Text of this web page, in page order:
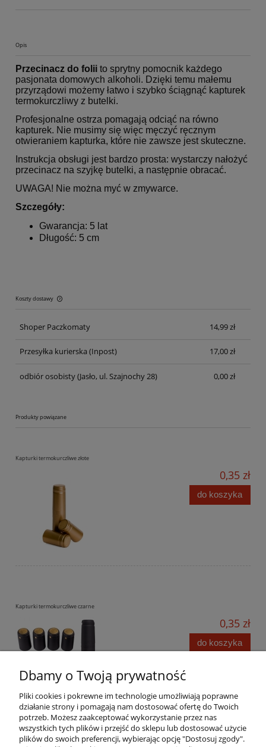
Opis
Przecinacz do folii to sprytny pomocnik każdego
pasjonata domowych alkoholi. Dzięki temu małemu
przyrządowi możemy łatwo i szybko ściągnąć kapturek
termokurczliwy z butelki.
Profesjonalne ostrza pomagają odciąć na równo
kapturek. Nie musimy się więc męczyć ręcznym
otwieraniem kapturka, które nie zawsze jest skuteczne.
Instrukcja obsługi jest bardzo prosta: wystarczy nałożyć
przecinacz na szyjkę butelki, a następnie obracać.
UWAGA! Nie można myć w zmywarce.
Szczegóły:
Gwarancja: 5 lat
Długość: 5 cm
Koszty dostawy
Shoper Paczkomaty
14,99 zł
Przesyłka kurierska (Inpost) 17,00 zł
odbiór osobisty(Jasło, ul. Szajnochy 28) 0,00 zł
Produkty powiązane
Kapturki termokurczliwe złote
0,35 zł
do koszyka
Kapturki termokurczliwe czarne
0,35 zł
do koszyka
Pomoc
Dbamy o Twoją prywatność
Pliki cookies i pokrewne im technologie umożliwiają poprawne
działanie strony i pomagają nam dostosować ofertę do Twoich
potrzeb. Możesz zaakceptować wykorzystanie przez nas
wszystkich tych plików i przejść do sklepu lub dostosować użycie
plików do swoich preferencji, wybierając opcję "Dostosuj zgody".